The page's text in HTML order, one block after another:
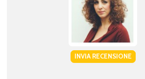
INVIA RECENSIONE